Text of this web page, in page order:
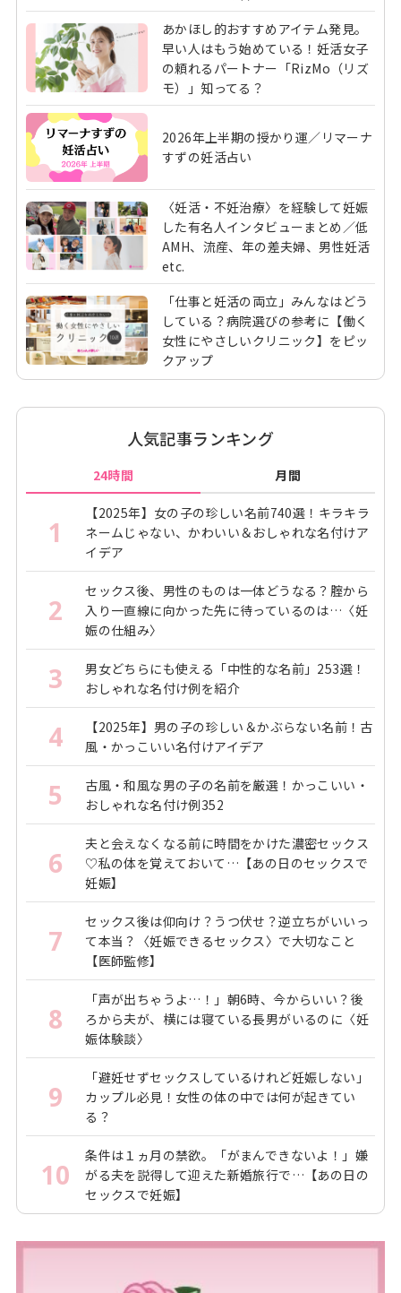
あかほし的おすすめアイテム発見。
早い人はもう始めている！妊活女子
の頼れるパートナー「RizMo（リズ
モ）」知ってる？
2026年上半期の授かり運／リマーナ
すずの妊活占い
〈妊活・不妊治療〉を経験して妊娠
した有名人インタビューまとめ／低
AMH、流産、年の差夫婦、男性妊活
etc.
「仕事と妊活の両立」みんなはどう
している？病院選びの参考に【働く
女性にやさしいクリニック】をピッ
クアップ
人気記事ランキング
24時間 月間
1
【2025年】女の子の珍しい名前740選！キラキラ
ネームじゃない、かわいい＆おしゃれな名付けア
イデア
2
セックス後、男性のものは一体どうなる？腟から
入り一直線に向かった先に待っているのは…〈妊
娠の仕組み〉
3
男女どちらにも使える「中性的な名前」253選！
おしゃれな名付け例を紹介
4
【2025年】男の子の珍しい＆かぶらない名前！古
風・かっこいい名付けアイデア
5
古風・和風な男の子の名前を厳選！かっこいい・
おしゃれな名付け例352
6
夫と会えなくなる前に時間をかけた濃密セックス
♡私の体を覚えておいて…【あの日のセックスで
妊娠】
7
セックス後は仰向け？うつ伏せ？逆立ちがいいっ
て本当？〈妊娠できるセックス〉で大切なこと
【医師監修】
8
「声が出ちゃうよ…！」朝6時、今からいい？後
ろから夫が、横には寝ている長男がいるのに〈妊
娠体験談〉
9
「避妊せずセックスしているけれど妊娠しない」
カップル必見！女性の体の中では何が起きてい
る？
10
条件は１ヵ月の禁欲。「がまんできないよ！」嫌
がる夫を説得して迎えた新婚旅行で…【あの日の
セックスで妊娠】